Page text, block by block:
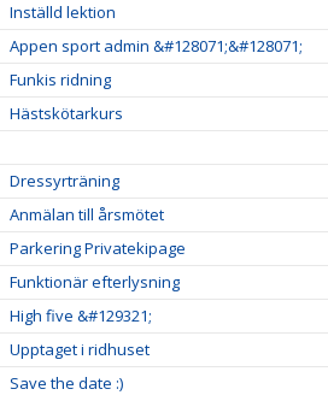
Inställd lektion
Appen sport admin &#128071;&#128071;
Funkis ridning
Hästskötarkurs
Dressyrträning
Anmälan till årsmötet
Parkering Privatekipage
Funktionär efterlysning
High five &#129321;
Upptaget i ridhuset
Save the date :)